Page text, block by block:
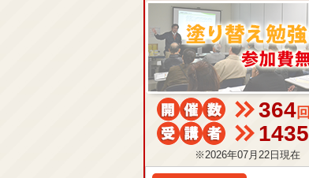
364回
1435
※2026年07月22日現在